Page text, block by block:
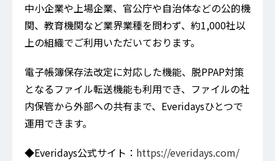
中小企業や上場企業、官公庁や自治体などの公的機
関、教育機関など業界業種を問わず、約1,000社以
上の組織でご利用いただいております。
電子帳簿保存法改定に対応した機能、脱PPAP対策
となるファイル転送機能も利用でき、ファイルの社
内保管から外部への共有まで、Everidaysひとつで
運用できます。
◆Everidays公式サイト： https://everidays.com/